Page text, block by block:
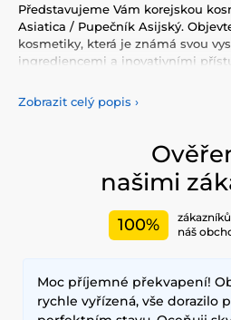
Představujeme Vám korejskou
Asiatica / Pupečník Asijský.
kosmetiky, která je známá svou
ingrediencemi a inovativními
Vyzkoušejte tonery, séra, esence,
odlíčení a čištění pleti. Korejská
opalovacími krémy.
vlasy, jako jsou šampony,
Nesmíme zapomenout také na
Mezi nejčastěji používané
elasticitu. Hlavními benefity
dlouhodobé výsledky, přírodní
technologie, které zajišťují
Zobrazit celý popis ›
našimi
100%
náš
Moc příjemné překvapení!
rychle vyřízená, vše dorazilo